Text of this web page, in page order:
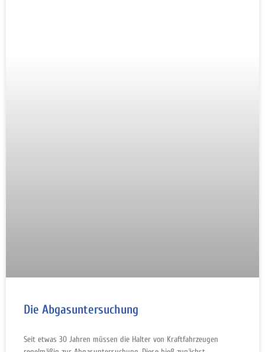
Die Abgasuntersuchung
Seit etwas 30 Jahren müssen die Halter von Kraftfahrzeugen